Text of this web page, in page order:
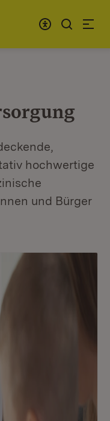
hochwertige
und Bürger